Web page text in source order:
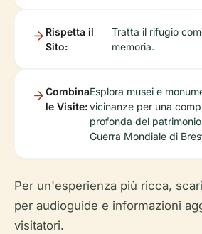
Rispetta il
Sito:
Tratta il rifugio
memoria.
Combina
le Visite:
Esplora musei e
vicinanze per una
profonda del
Guerra Mondiale di
Per un'esperienza più ricca,
per audioguide e informazioni
visitatori.